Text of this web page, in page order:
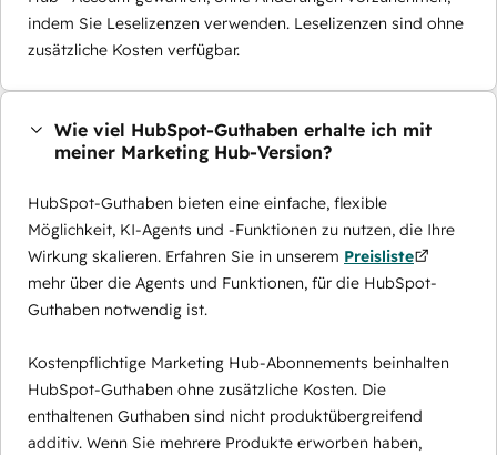
indem Sie Leselizenzen verwenden. Leselizenzen sind ohne
zusätzliche Kosten verfügbar.
Wie viel HubSpot-Guthaben erhalte ich mit
meiner Marketing Hub-Version?
HubSpot-Guthaben bieten eine einfache, flexible
Möglichkeit, KI-Agents und -Funktionen zu nutzen, die Ihre
Wirkung skalieren. Erfahren Sie in unserem Preisliste
mehr über die Agents und Funktionen, für die HubSpot-
Guthaben notwendig ist.
Kostenpflichtige Marketing Hub-Abonnements beinhalten
HubSpot-Guthaben ohne zusätzliche Kosten. Die
enthaltenen Guthaben sind nicht produktübergreifend
additiv. Wenn Sie mehrere Produkte erworben haben,